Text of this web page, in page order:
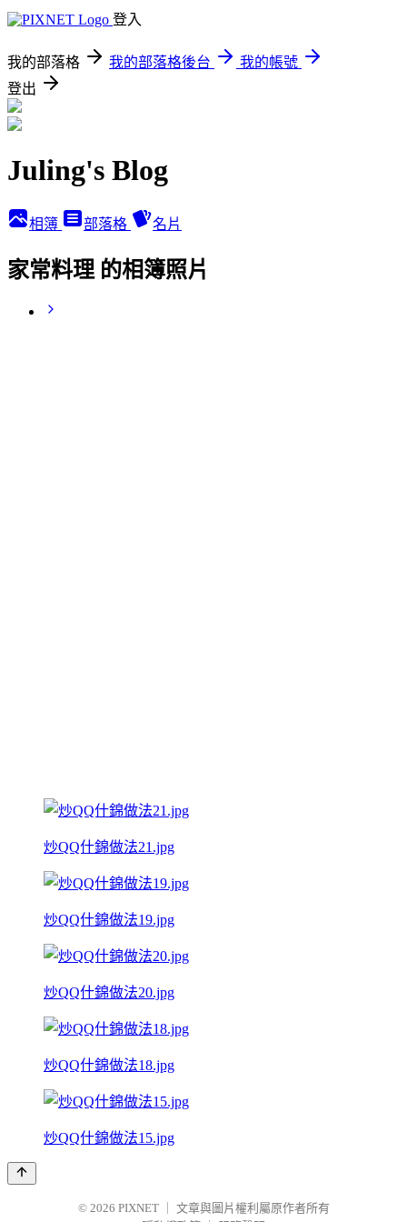
登入
我的部落格 我的部落格後台
我的帳號
登出
Juling's Blog
相簿 部落格 名片
家常料理 的相簿照片
炒QQ什錦做法21.jpg
炒QQ什錦做法19.jpg
炒QQ什錦做法20.jpg
炒QQ什錦做法18.jpg
炒QQ什錦做法15.jpg
© 2026 PIXNET
文章與圖片權利屬原作者所有